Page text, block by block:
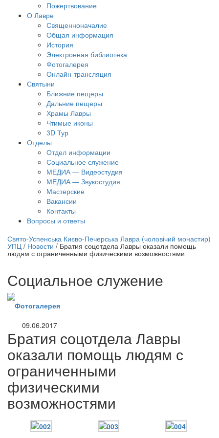
Пожертвование
О Лавре
Священноначалие
Общая информация
История
Электронная библиотека
Фотогалерея
Онлайн-трансляция
Святыни
Ближние пещеры
Дальние пещеры
Храмы Лавры
Чтимые иконы
3D Тур
Отделы
Отдел информации
Социальное служение
МЕДИА — Видеостудия
МЕДИА — Звукостудия
Мастерские
Вакансии
Контакты
Вопросы и ответы
трансляция | 12 сентября
трансляции
Свято-Успенська Києво-Печерська Лавра (чоловічий монастир)
УПЦ / Новости / Братия соцотдела Лавры оказали помощь
людям с ограниченными физическими возможностями
Социальное служение
Фотогалерея
09.06.2017
Братия соцотдела Лавры
оказали помощь людям с
ограниченными
физическими
возможностями